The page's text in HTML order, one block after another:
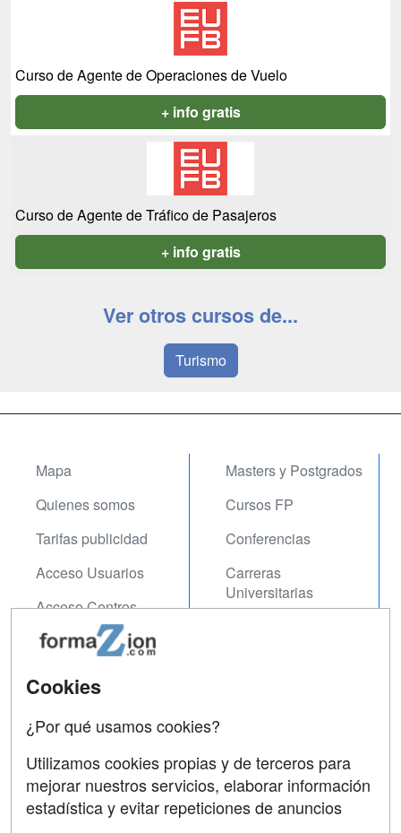
Curso de Agente de Operaciones de Vuelo
+ info gratis
Curso de Agente de Tráfico de Pasajeros
+ info gratis
Ver otros cursos de...
Turismo
Mapa
Quienes somos
Tarifas publicidad
Acceso Usuarios
Acceso Centros
Masters y Postgrados
Cursos FP
Conferencias
Carreras
Universitarias
Contactar
Copyleft
Cookies
¿Por qué usamos cookies?
Utilizamos cookies propias y de terceros para
mejorar nuestros servicios, elaborar información
estadística y evitar repeticiones de anuncios